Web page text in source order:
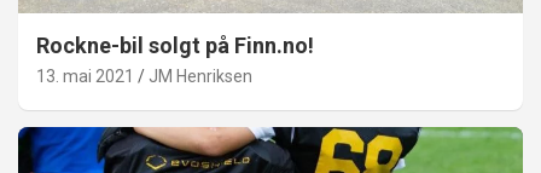
Rockne-bil solgt på Finn.no!
13. mai 2021 JM Henriksen